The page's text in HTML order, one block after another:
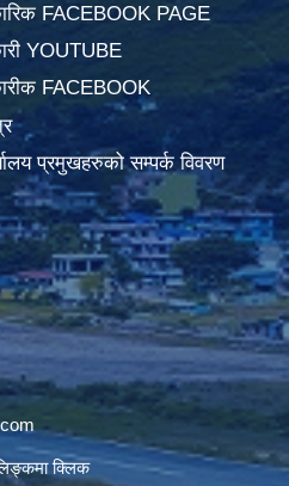
FACEBOOK PAGE
YOUTUBE
FACEBOOK
प्रमुखहरुको सम्पर्क विवरण
क्लिक